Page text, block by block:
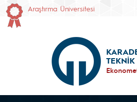
Araştırma Üniversitesi
TEKNİK